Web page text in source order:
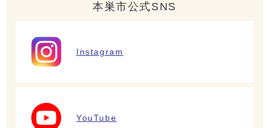
本巣市公式SNS
Instagram
YouTube